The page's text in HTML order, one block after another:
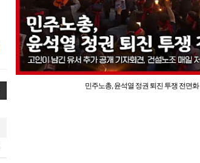
민주노총, 윤석열 정권 퇴진 투쟁 전면화